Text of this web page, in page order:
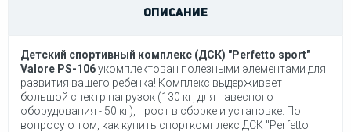
ОПИСАНИЕ
Детский спортивный комплекс (ДСК) "Perfetto sport"
Valore PS-106укомплектован полезными элементами для
развития вашего ребенка! Комплекс выдерживает
большой спектр нагрузок (130 кг, для навесного
оборудования - 50 кг), прост в сборке и установке. По
вопросу о том, как купить спорткомплекс ДСК "Perfetto